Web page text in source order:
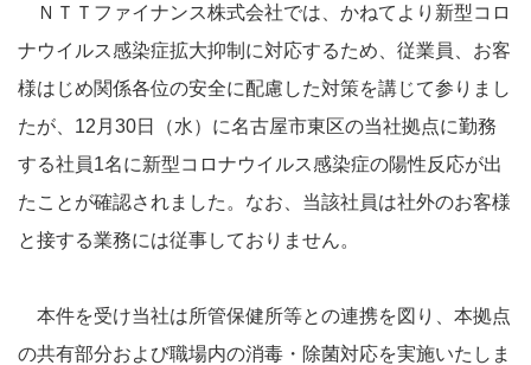
ＮＴＴファイナンス株式会社では、かねてより新型コロ
ナウイルス感染症拡大抑制に対応するため、従業員、お客
様はじめ関係各位の安全に配慮した対策を講じて参りまし
たが、12月30日（水）に名古屋市東区の当社拠点に勤務
する社員1名に新型コロナウイルス感染症の陽性反応が出
たことが確認されました。なお、当該社員は社外のお客様
と接する業務には従事しておりません。
本件を受け当社は所管保健所等との連携を図り、本拠点
の共有部分および職場内の消毒・除菌対応を実施いたしま